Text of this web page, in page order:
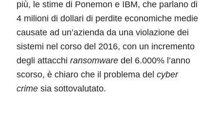
più, le stime di Ponemon e IBM, che parlano di
4 milioni di dollari di perdite economiche medie
causate ad un’azienda da una violazione dei
sistemi nel corso del 2016, con un incremento
degli attacchi ransomwaredel 6.000% l’anno
scorso, è chiaro che il problema del cyber
crimesia sottovalutato.